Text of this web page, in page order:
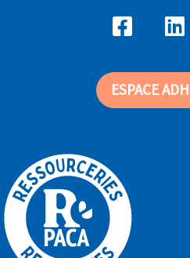
ESPACE